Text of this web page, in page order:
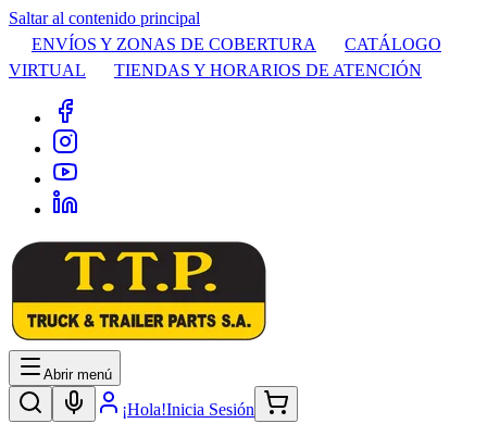
Saltar al contenido principal
ENVÍOS Y ZONAS DE COBERTURA
CATÁLOGO
VIRTUAL
TIENDAS Y HORARIOS DE ATENCIÓN
Abrir menú
¡Hola!Inicia Sesión